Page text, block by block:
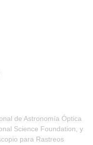
de Astronomía Óptica
Science Foundation, y
para Rastreos